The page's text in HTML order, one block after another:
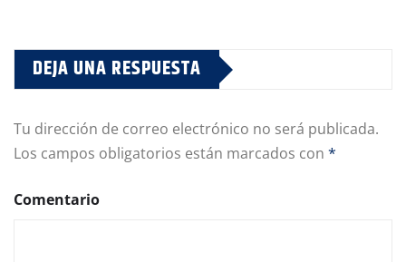
DEJA UNA RESPUESTA
Tu dirección de correo electrónico no será publicada.
Los campos obligatorios están marcados con *
Comentario